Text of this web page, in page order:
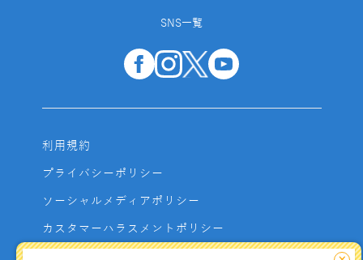
SNS一覧
利用規約
プライバシーポリシー
ソーシャルメディアポリシー
カスタマーハラスメントポリシー